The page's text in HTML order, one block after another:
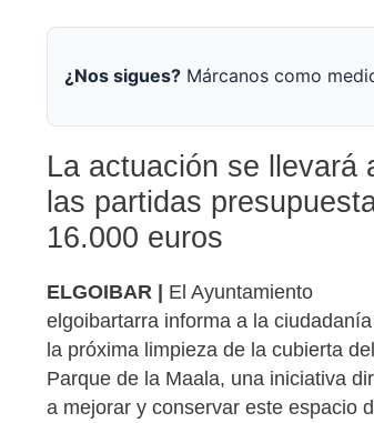
¿Nos sigues? Márcanos como
La actuación se llevará
las partidas
16.000 euros
ELGOIBAR | El Ayuntamiento
elgoibartarra informa a la
la próxima limpieza de la cubierta del
Parque de la Maala, una iniciativa
a mejorar y conservar este espacio